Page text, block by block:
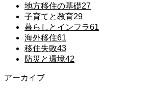
地方移住の基礎27
子育てと教育29
暮らしとインフラ61
海外移住61
移住失敗43
防災と環境42
アーカイブ